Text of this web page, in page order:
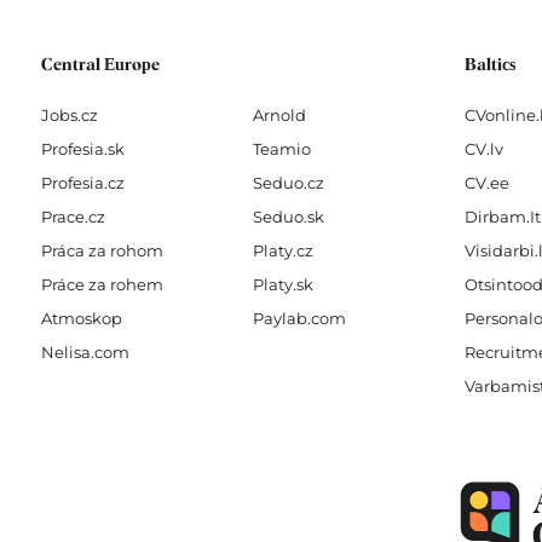
Central Europe
Jobs.cz
Profesia.sk
Profesia.cz
Prace.cz
Práca za rohom
Práce za rohem
Atmoskop
Nelisa.com
Arnold
Teamio
Seduo.cz
Seduo.sk
Platy.cz
Platy.sk
Paylab.com
Baltics
CV.lv
CV.ee
Dirbam.It